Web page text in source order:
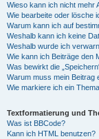
Wieso kann ich nicht mehr
Wie bearbeite oder lösche
Warum kann ich auf
Weshalb kann ich keine
Weshalb wurde ich
Wie kann ich Beiträge den
Was bewirkt die
Warum muss mein Beitrag
Wie markiere ich ein
Textformatierung und
Was ist BBCode?
Kann ich HTML benutzen?